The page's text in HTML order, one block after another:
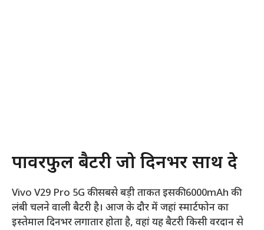
पावरफुल बैटरी जो दिनभर साथ दे
Vivo V29 Pro 5G की सबसे बड़ी ताकत इसकी 6000mAh की
लंबी चलने वाली बैटरी है। आज के दौर में जहां स्मार्टफोन का
इस्तेमाल दिनभर लगातार होता है, वहां यह बैटरी किसी वरदान से